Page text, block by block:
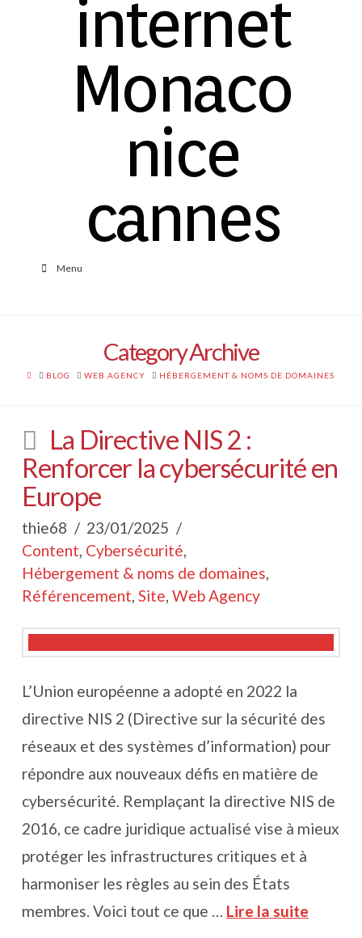
Menu
Category Archive
HOME
BLOG WEB AGENCY HÉBERGEMENT & NOMS DE DOMAINES
La Directive NIS 2 :
Renforcer la cybersécurité en
Europe
thie68
23/01/2025
Content, Cybersécurité,
Hébergement & noms de domaines,
Référencement, Site, Web Agency
L’Union européenne a adopté en 2022 la
directive NIS 2 (Directive sur la sécurité des
réseaux et des systèmes d’information) pour
répondre aux nouveaux défis en matière de
cybersécurité. Remplaçant la directive NIS de
2016, ce cadre juridique actualisé vise à mieux
protéger les infrastructures critiques et à
harmoniser les règles au sein des États
membres. Voici tout ce que … Lire la suite